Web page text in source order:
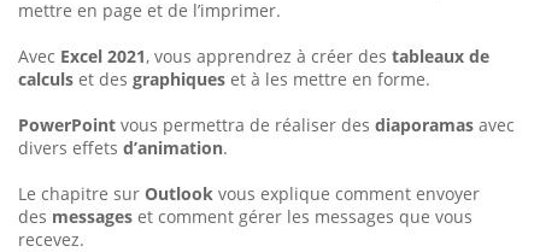
mettre en page et de l’imprimer.
Avec Excel 2021, vous apprendrez à créer des tableaux de
calculs et des graphiques et à les mettre en forme.
PowerPoint vous permettra de réaliser des diaporamas avec
divers effets d’animation.
Le chapitre sur Outlook vous explique comment envoyer
des messages et comment gérer les messages que vous
recevez.